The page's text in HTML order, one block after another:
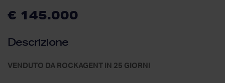
€ 145.000
Descrizione
VENDUTO DA ROCKAGENT IN 25 GIORNI